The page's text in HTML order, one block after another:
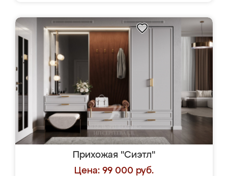
Прихожая "Сиэтл"
Цена: 99 000 руб.